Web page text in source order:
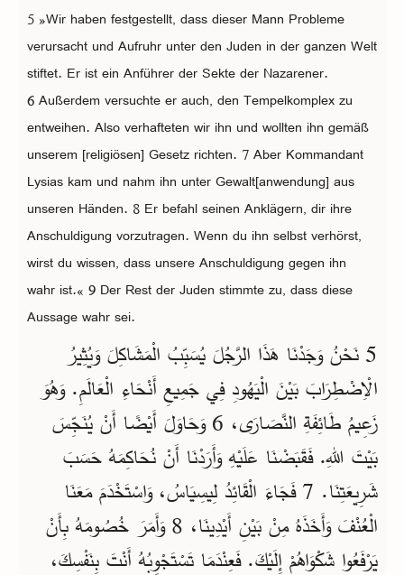
5 »Wir haben festgestellt, dass dieser Mann Probleme
verursacht und Aufruhr unter den Juden in der ganzen Welt
stiftet. Er ist ein Anführer der Sekte der Nazarener.
6 Außerdem versuchte er auch, den Tempelkomplex zu
entweihen. Also verhafteten wir ihn und wollten ihn gemäß
unserem [religiösen] Gesetz richten. 7 Aber Kommandant
Lysias kam und nahm ihn unter Gewalt[anwendung] aus
unseren Händen. 8 Er befahl seinen Anklägern, dir ihre
Anschuldigung vorzutragen. Wenn du ihn selbst verhörst,
wirst du wissen, dass unsere Anschuldigung gegen ihn
wahr ist.« 9 Der Rest der Juden stimmte zu, dass diese
Aussage wahr sei.
5 نَحْنُ وَجَدْنَا هَذَا الرَّجُلَ يُسَبِّبُ الْمَشَاكِلَ وَيُثِيرُ
الْاِضْطِرَابَ بَيْنَ الْيَهُودِ فِي جَمِيعِ أَنْحَاءِ الْعَالَمِ. وَهُوَ
زَعِيمُ طَائِفَةِ النَّصَارَى، 6 وَحَاوَلَ أَيْضًا أَنْ يُنَجِّسَ
بَيْتَ اللهِ. فَقَبَضْنَا عَلَيْهِ وَأَرَدْنَا أَنْ نُحَاكِمَهُ حَسَبَ
شَرِيعَتِنَا. 7 فَجَاءَ الْقَائِدُ لِيسِيَاسُ، وَاسْتَخْدَمَ مَعَنَا
الْعُنْفَ وَأَخَذَهُ مِنْ بَيْنِ أَيْدِينَا، 8 وَأَمَرَ خُصُومَهُ بِأَنْ
يَرْفَعُوا شَكْوَاهُمْ إِلَيْكَ. فَعِنْدَمَا تَسْتَجْوِبُهُ أَنْتَ بِنَفْسِكَ،